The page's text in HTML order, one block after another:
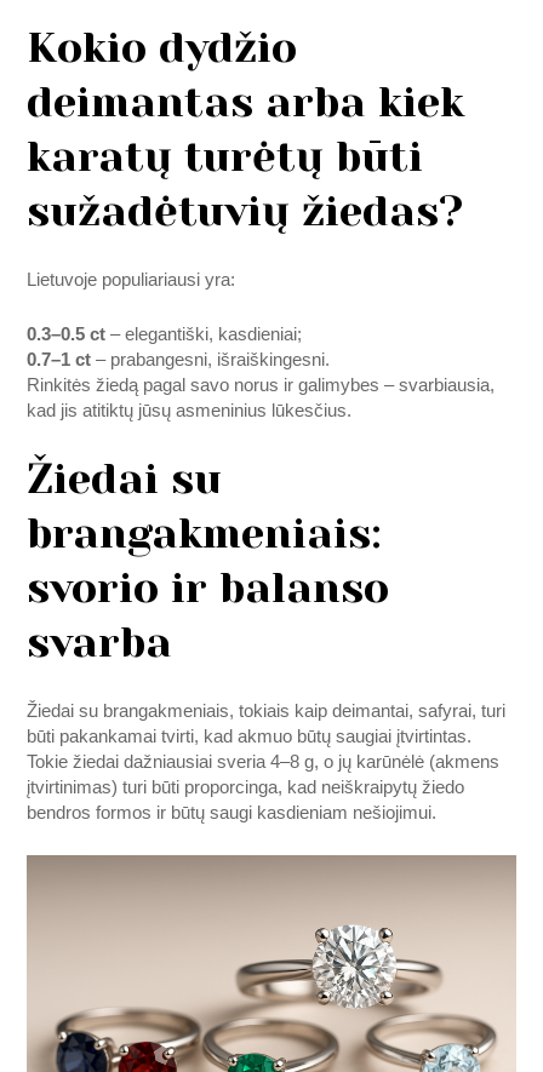
Kokio dydžio
deimantas arba kiek
karatų turėtų būti
sužadėtuvių žiedas?
Lietuvoje populiariausi yra:
0.3–0.5 ct – elegantiški, kasdieniai;
0.7–1 ct – prabangesni, išraiškingesni.
Rinkitės žiedą pagal savo norus ir galimybes – svarbiausia,
kad jis atitiktų jūsų asmeninius lūkesčius.
Žiedai su
brangakmeniais:
svorio ir balanso
svarba
Žiedai su brangakmeniais, tokiais kaip deimantai, safyrai, turi
būti pakankamai tvirti, kad akmuo būtų saugiai įtvirtintas.
Tokie žiedai dažniausiai sveria 4–8 g, o jų karūnėlė (akmens
įtvirtinimas) turi būti proporcinga, kad neiškraipytų žiedo
bendros formos ir būtų saugi kasdieniam nešiojimui.